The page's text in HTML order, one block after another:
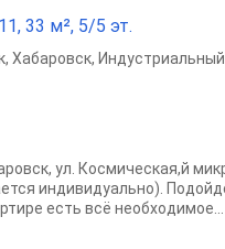
33 м², 5/5 эт.
, Хабаровск,
ул. Космическая,й
индивидуально).
есть всё необходимое...